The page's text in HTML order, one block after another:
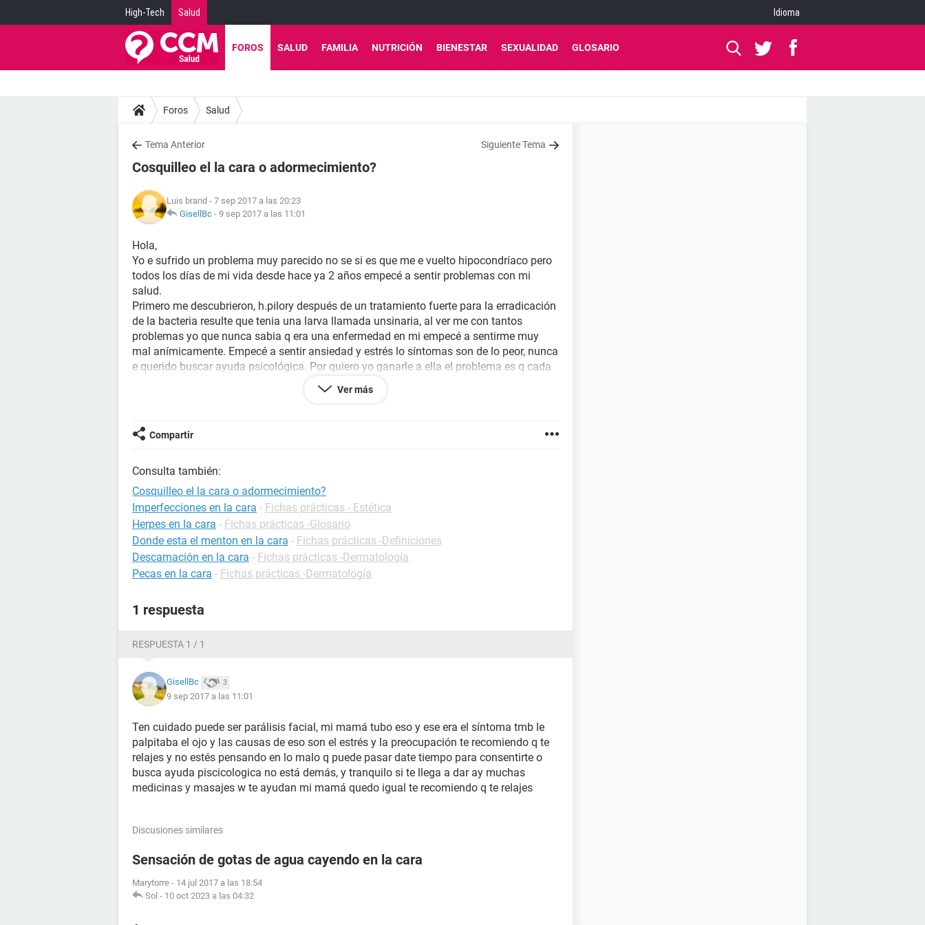
High-Tech Salud Idioma
FOROS SALUD FAMILIA NUTRICIÓN BIENESTAR SEXUALIDAD GLOSARIO
Foros Salud
Tema Anterior Siguiente Tema
Cosquilleo el la cara o adormecimiento?
Luis brand - 7 sep 2017 a las 20:23
GisellBc - 9 sep 2017 a las 11:01
Hola,
Yo e sufrido un problema muy parecido no se si es que me e vuelto hipocondríaco pero
todos los días de mi vida desde hace ya 2 años empecé a sentir problemas con mi
salud.
Primero me descubrieron, h.pilory después de un tratamiento fuerte para la erradicación
de la bacteria resulte que tenia una larva llamada unsinaria, al ver me con tantos
problemas yo que nunca sabia q era una enfermedad en mi empecé a sentirme muy
mal anímicamente. Empecé a sentir ansiedad y estrés lo síntomas son de lo peor, nunca
e querido buscar ayuda psicológica. Por quiero yo ganarle a ella el problema es q cada
nervios el pánico sale a reducir. Ahora llevo prácticamente 2 días con un cosquilleo en
problema de parálisis facial o algún problema peor que ese a alguien a llegado a sentir
eso?? Gracias saludos
Ver más
Compartir
Consulta también:
Cosquilleo el la cara o adormecimiento?
Imperfecciones en la cara - Fichas prácticas - Estética
Herpes en la cara - Fichas prácticas -Glosario
Donde esta el menton en la cara - Fichas prácticas -Definiciones
Descamación en la cara - Fichas prácticas -Dermatología
Pecas en la cara - Fichas prácticas -Dermatología
1 respuesta
RESPUESTA 1 / 1
GisellBc 3
9 sep 2017 a las 11:01
Ten cuidado puede ser parálisis facial, mi mamá tubo eso y ese era el síntoma tmb le
palpitaba el ojo y las causas de eso son el estrés y la preocupación te recomiendo q te
relajes y no estés pensando en lo malo q puede pasar date tiempo para consentirte o
busca ayuda piscicologica no está demás, y tranquilo si te llega a dar ay muchas
medicinas y masajes w te ayudan mi mamá quedo igual te recomiendo q te relajes
Discusiones similares
Sensación de gotas de agua cayendo en la cara
Marytorre - 14 jul 2017 a las 18:54
Sol - 10 oct 2023 a las 04:32